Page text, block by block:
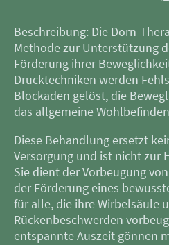
Beschreibung: Die Dorn-
Methode zur Unterstützung
Förderung ihrer
Drucktechniken werden
Blockaden gelöst, die
das allgemeine
Diese Behandlung ersetzt
Versorgung und ist nicht zur
Sie dient der Vorbeugung
der Förderung eines
für alle, die ihre Wirbelsäule
Rückenbeschwerden
entspannte Auszeit gönnen